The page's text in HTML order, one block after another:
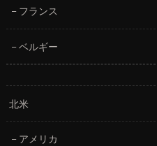
フランス
ベルギー
北米
アメリカ